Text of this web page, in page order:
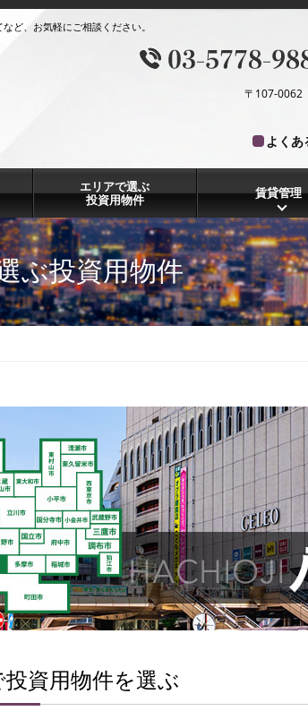
ど、お気軽にご相談ください。
〒107-
よくあ
エリアで選ぶ
投資用物件
賃貸管理
ぶ投資用物件
資用物件を選ぶ